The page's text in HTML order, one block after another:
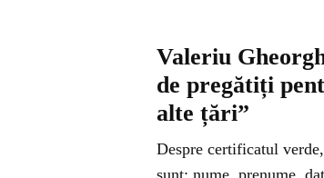
Valeriu
de pregătiți
alte țări”
Despre certificatul
sunt: nume, prenume,